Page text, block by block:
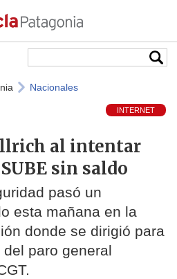
Nacionales
INTERNET
al intentar
sin saldo
pasó un
esta mañana en la
donde se dirigió para
paro general